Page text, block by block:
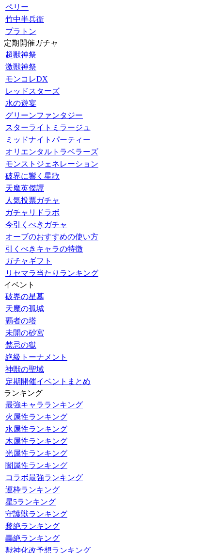
ペリー
竹中半兵衛
プラトン
定期開催ガチャ
超獣神祭
激獣神祭
モンコレDX
レッドスターズ
水の遊宴
グリーンファンタジー
スターライトミラージュ
ミッドナイトパーティー
オリエンタルトラベラーズ
モンストジェネレーション
破界に響く星歌
天魔英傑譚
人気投票ガチャ
ガチャリドラボ
今引くべきガチャ
オーブのおすすめの使い方
引くべきキャラの特徴
ガチャギフト
リセマラ当たりランキング
イベント
破界の星墓
天魔の孤城
覇者の塔
未開の砂宮
禁忌の獄
絶級トーナメント
神獣の聖域
定期開催イベントまとめ
ランキング
最強キャラランキング
火属性ランキング
水属性ランキング
木属性ランキング
光属性ランキング
闇属性ランキング
コラボ最強ランキング
運枠ランキング
星5ランキング
守護獣ランキング
黎絶ランキング
轟絶ランキング
獣神化改予想ランキング